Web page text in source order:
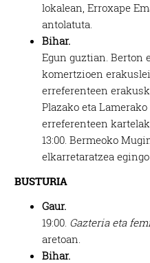
lokalean, Erroxape
antolatuta.
Bihar.
Egun guztian.Berton
komertzioen
erreferenteen
Plazako eta
erreferenteen
13:00. Bermeoko
elkarretaratzea
BUSTURIA
Gaur.
19:00. Gazteria eta
aretoan.
Bihar.